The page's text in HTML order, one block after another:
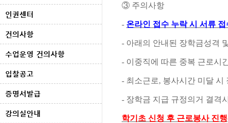
인권센터
건의사항
수업운영 건의사항
입찰공고
증명서발급
강의실안내
③ 주의사항
- 온라인 접수 누락 시 서류
- 아래의 안내된 장학금성격
- 이중직에 따른 중복 근로시
- 최소근로, 봉사시간 미달 시
- 장학금 지급 규정의거 결격
학기초 신청 후 근로봉사 진행